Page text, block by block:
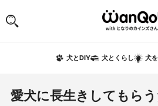
犬とDIY 犬とくらし 犬
愛犬に長生きしてもら